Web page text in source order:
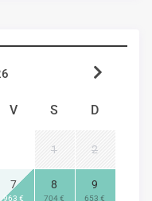
juegos para niños y
mirador ofrece
V S D
1 2
7
963 €
8
704 €
9
653 €